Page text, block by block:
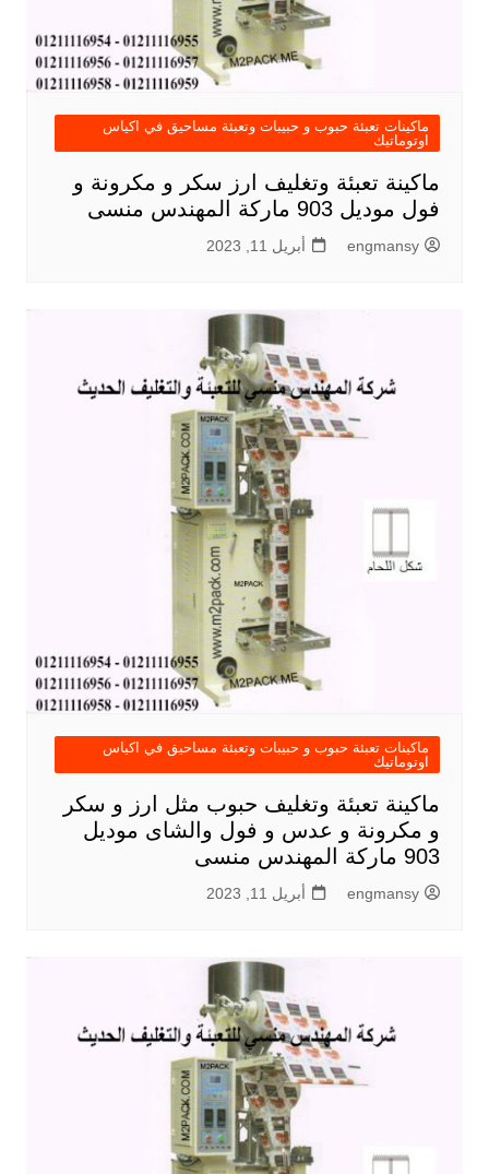
ماكينات تعبئة حبوب و حبيبات وتعبئة مساحيق في اكياس
اوتوماتيك
ماكينة تعبئة وتغليف ارز سكر و مكرونة و
فول موديل 903 ماركة المهندس منسى
engmansy أبريل 11, 2023
ماكينات تعبئة حبوب و حبيبات وتعبئة مساحيق في اكياس
اوتوماتيك
ماكينة تعبئة وتغليف حبوب مثل ارز و سكر
و مكرونة و عدس و فول والشاى موديل
903 ماركة المهندس منسى
engmansy أبريل 11, 2023